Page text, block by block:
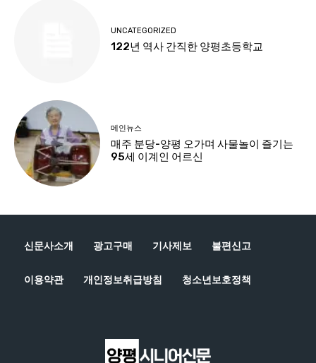
신문사소개 광고구매 기사제보 불편신고
이용약관 개인정보취급방침 청소년보호정책